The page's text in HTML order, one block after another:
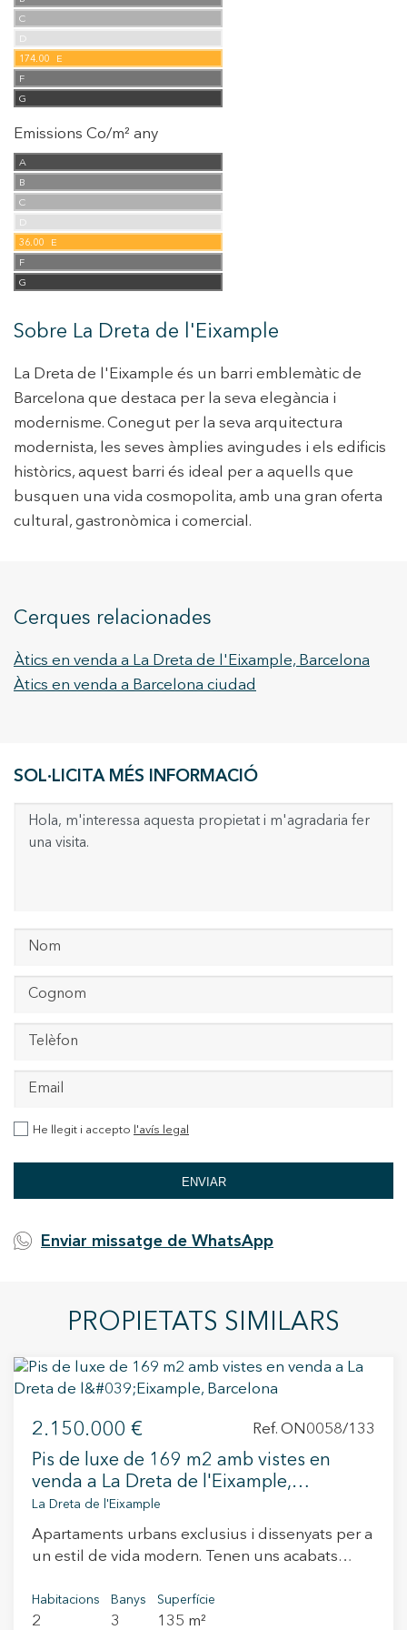
C
D
174.00
E
F
G
Emissions Co/m² any
A
B
C
D
36.00
E
F
G
Sobre La Dreta de l'Eixample
La Dreta de l'Eixample és un barri emblemàtic de
Barcelona que destaca per la seva elegància i
modernisme. Conegut per la seva arquitectura
modernista, les seves àmplies avingudes i els edificis
històrics, aquest barri és ideal per a aquells que
busquen una vida cosmopolita, amb una gran oferta
cultural, gastronòmica i comercial.
Cerques relacionades
Àtics en venda a La Dreta de l'Eixample, Barcelona
Àtics en venda a Barcelona ciudad
SOL·LICITA MÉS INFORMACIÓ
He llegit i accepto l'avís legal
ENVIAR
Enviar missatge de WhatsApp
PROPIETATS SIMILARS
2.150.000 € Ref. ON0058/133
Pis de luxe de 169 m2 amb vistes en
venda a La Dreta de l'Eixample,
Barcelona
La Dreta de l'Eixample
Apartaments urbans exclusius i dissenyats per a
un estil de vida modern. Tenen uns acabats
´Estudi Vilablanch. És una promoció
emblemàtica a la ciutat, que redefineix la vida
Habitacions
2
Banys
3
Superfície
135 m²